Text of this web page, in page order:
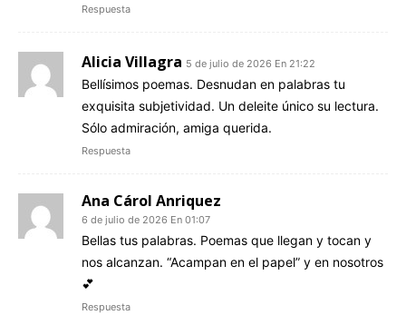
Respuesta
Alicia Villagra 5 de julio de 2026 En 21:22
Bellísimos poemas. Desnudan en palabras tu
exquisita subjetividad. Un deleite único su lectura.
Sólo admiración, amiga querida.
Respuesta
Ana Cárol Anriquez
6 de julio de 2026 En 01:07
Bellas tus palabras. Poemas que llegan y tocan y
nos alcanzan. “Acampan en el papel” y en nosotros
💕
Respuesta